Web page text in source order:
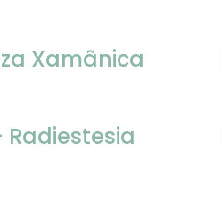
Xamânica
Radiestesia